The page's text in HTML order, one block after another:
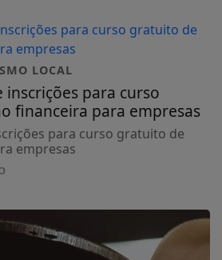
LOCAL
inscrições para curso
financeira para empresas
para curso gratuito de
empresas